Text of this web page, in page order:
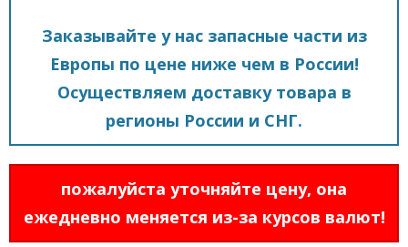
Заказывайте у нас запасные части из
Европы по цене ниже чем в России!
Осуществляем доставку товара в
регионы России и СНГ.
пожалуйста уточняйте цену, она
ежедневно меняется из-за курсов валют!